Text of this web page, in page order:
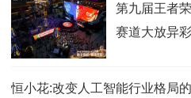
第九届王者
赛道大放异彩
恒小花:改变人工智能行业格局